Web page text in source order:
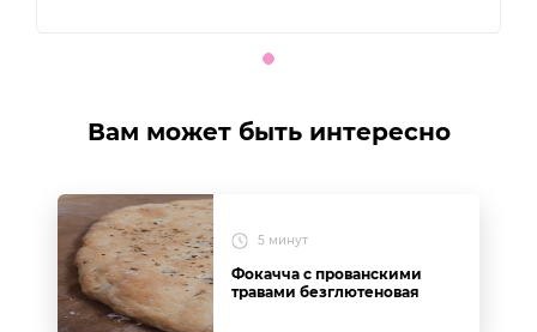
Вам может быть интересно
5 минут
Фокачча с прованскими
травами безглютеновая